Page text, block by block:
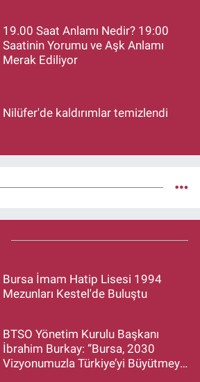
19.00 Saat Anlamı Nedir? 19:00
Saatinin Yorumu ve Aşk Anlamı
Merak Ediliyor
Nilüfer'de kaldırımlar temizlendi
Bursa İmam Hatip Lisesi 1994
Mezunları Kestel'de Buluştu
BTSO Yönetim Kurulu Başkanı
İbrahim Burkay: “Bursa, 2030
Vizyonumuzla Türkiye’yi Büyütmeye